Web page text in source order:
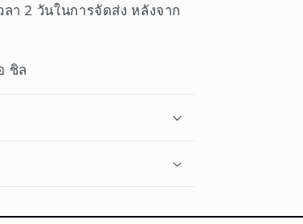
า 2 วันในการจัดส่ง หลังจาก
ชิล